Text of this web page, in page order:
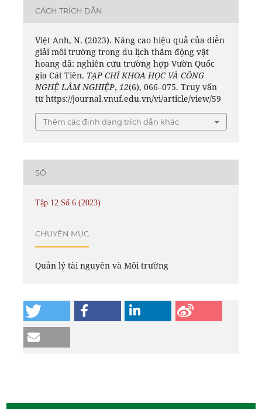
CÁCH TRÍCH DẪN
Việt Anh, N. (2023). Nâng cao hiệu quả của diễn
giải môi trường trong du lịch thăm động vật
hoang dã: nghiên cứu trường hợp Vườn Quốc
gia Cát Tiên. TẠP CHÍ KHOA HỌC VÀ CÔNG
NGHỆ LÂM NGHIỆP, 12(6), 066–075. Truy vấn
từ https://journal.vnuf.edu.vn/vi/article/view/59
Thêm các định dạng trích dẫn khác
SỐ
Tập 12 Số 6 (2023)
CHUYÊN MỤC
Quản lý tài nguyên và Môi trường